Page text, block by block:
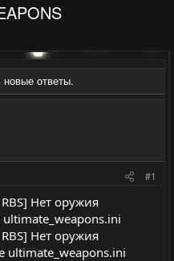
ответы.
#1
Нет оружия
Нет оружия
ultimate_weapons.ini